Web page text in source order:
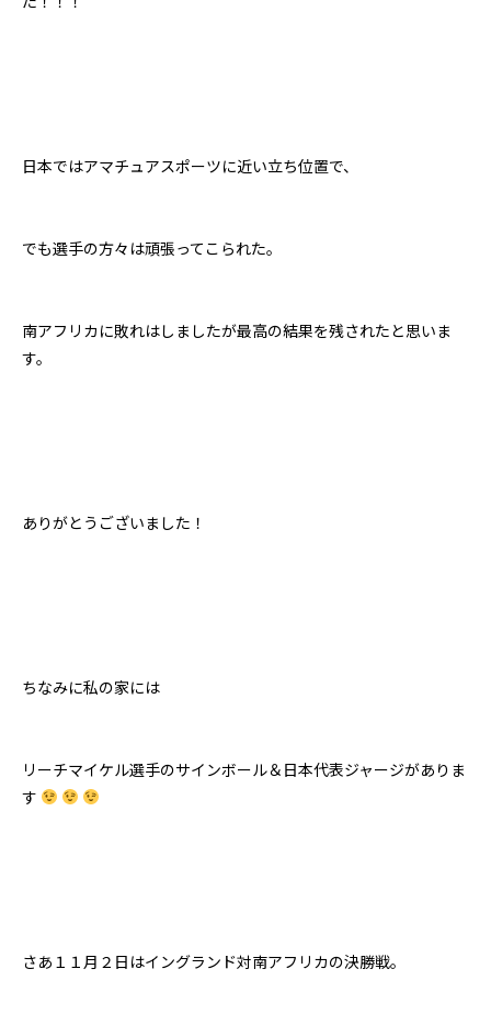
日本ではアマチュアスポーツに近い立ち位置で、
でも選手の方々は頑張ってこられた。
南アフリカに敗れはしましたが最高の結果を残されたと思いま
す。
ありがとうございました！
ちなみに私の家には
リーチマイケル選手のサインボール＆日本代表ジャージがありま
す
さあ１１月２日はイングランド対南アフリカの決勝戦。